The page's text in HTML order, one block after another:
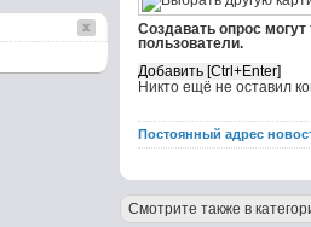
Создавать опрос
пользователи.
Никто ещё не оставил
Постоянный адрес
Смотрите также в